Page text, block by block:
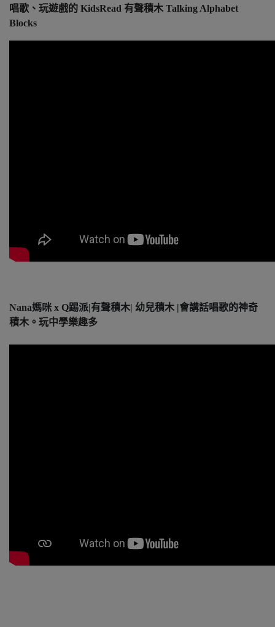
唱歌、玩遊戲的 KidsRead 有聲積木 Talking Alphabet
Blocks
Nana媽咪 x Q踢派|有聲積木| 幼兒積木 |會講話唱歌的神奇
積木。玩中學樂趣多